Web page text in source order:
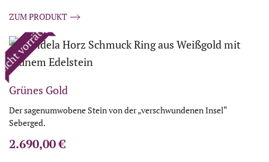
ZUM PRODUKT
vorrätig
Grünes Gold
Der sagenumwobene Stein von der „verschwundenen Insel“
Seberged.
2.690,00€